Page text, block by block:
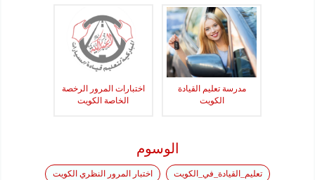
مدرسة تعليم القيادة
الكويت
اختبارات المرور الرخصة
الخاصة الكويت
الوسوم
تعليم_القيادة_في_الكويت اختبار المرور النظري الكويت